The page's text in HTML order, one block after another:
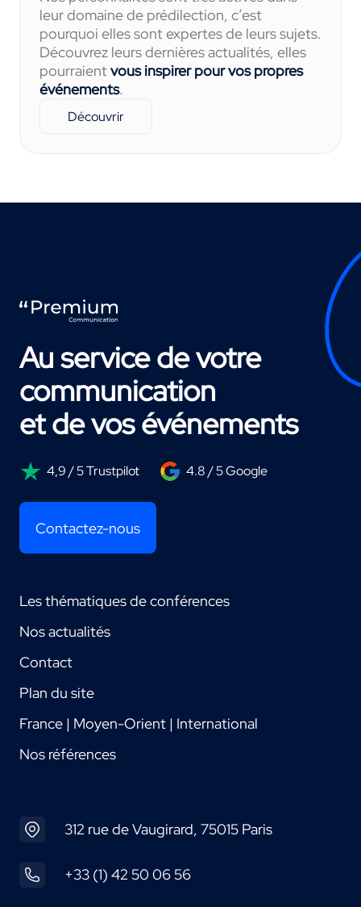
leur domaine de prédilection, c’est
pourquoi elles sont expertes de leurs sujets.
Découvrez leurs dernières actualités, elles
pourraientvous inspirer pour vos propres
événements.
Découvrir
Au service de votre
communication
et de vos événements
4,9 / 5 Trustpilot 4.8 / 5 Google
Contactez-nous
Les thématiques de conférences
Nos actualités
Contact
Plan du site
France | Moyen-Orient | International
Nos références
312 rue de Vaugirard, 75015 Paris
+33 (1) 42 50 06 56